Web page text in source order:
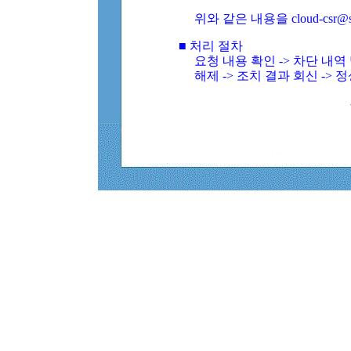
위와 같은 내용을 cloud-
■ 처리 절차
요청 내용 확인 -> 차단 내
해제 -> 조치 결과 회신 ->